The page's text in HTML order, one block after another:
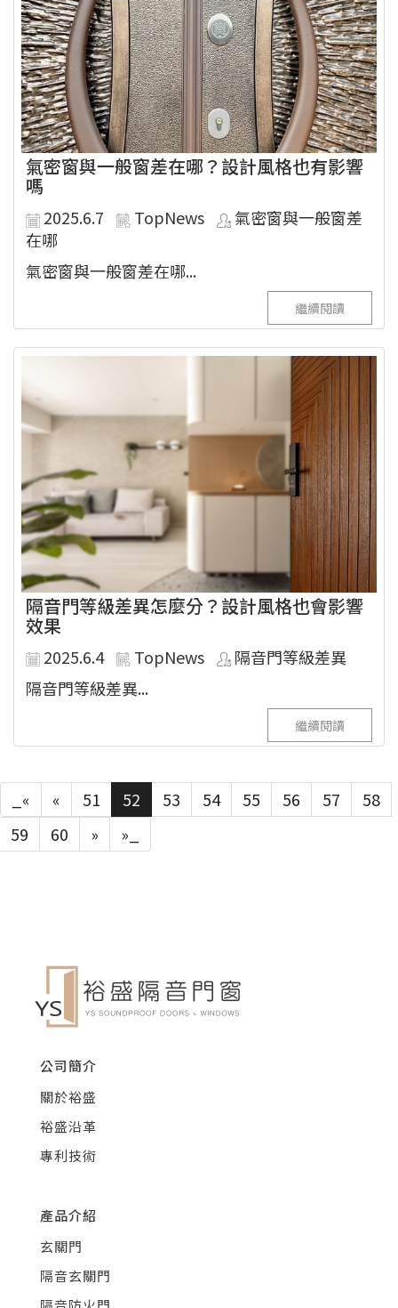
氣密窗與一般窗差在哪？設計風格也有影響
嗎
2025.6.7 TopNews
氣密窗與一般窗差
在哪
氣密窗與一般窗差在哪...
繼續閱讀
隔音門等級差異怎麼分？設計風格也會影響
效果
2025.6.4 TopNews
隔音門等級差異
隔音門等級差異...
繼續閱讀
_« « 51 52 53 54 55 56 57
58
59
60 » »_
公司簡介
關於裕盛
裕盛沿革
專利技術
產品介紹
玄關門
隔音玄關門